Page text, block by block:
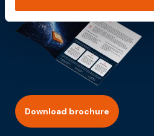
Download brochure